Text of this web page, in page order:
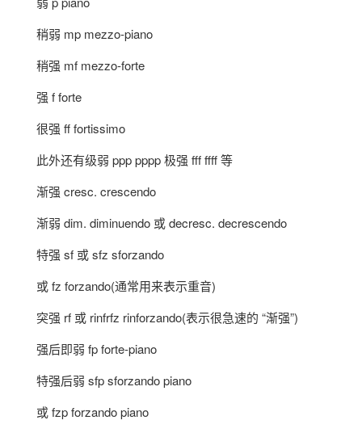
稍弱 mp mezzo-piano
稍强 mf mezzo-forte
强 f forte
很强 ff fortissimo
此外还有级弱 ppp pppp 极强 fff ffff 等
渐强 cresc. crescendo
渐弱 dim. diminuendo 或 decresc. decrescendo
特强 sf 或 sfz sforzando
或 fz forzando(通常用来表示重音)
突强 rf 或 rinfrfz rinforzando(表示很急速的 “渐强”)
强后即弱 fp forte-piano
特强后弱 sfp sforzando piano
或 fzp forzando piano